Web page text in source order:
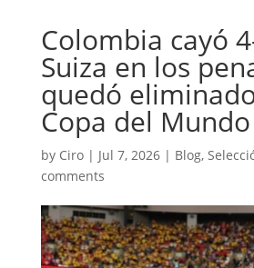
Colombia cayó
Suiza en los
quedó
Copa del Mundo
by Ciro| Jul 7, 2026| Blog,
comments